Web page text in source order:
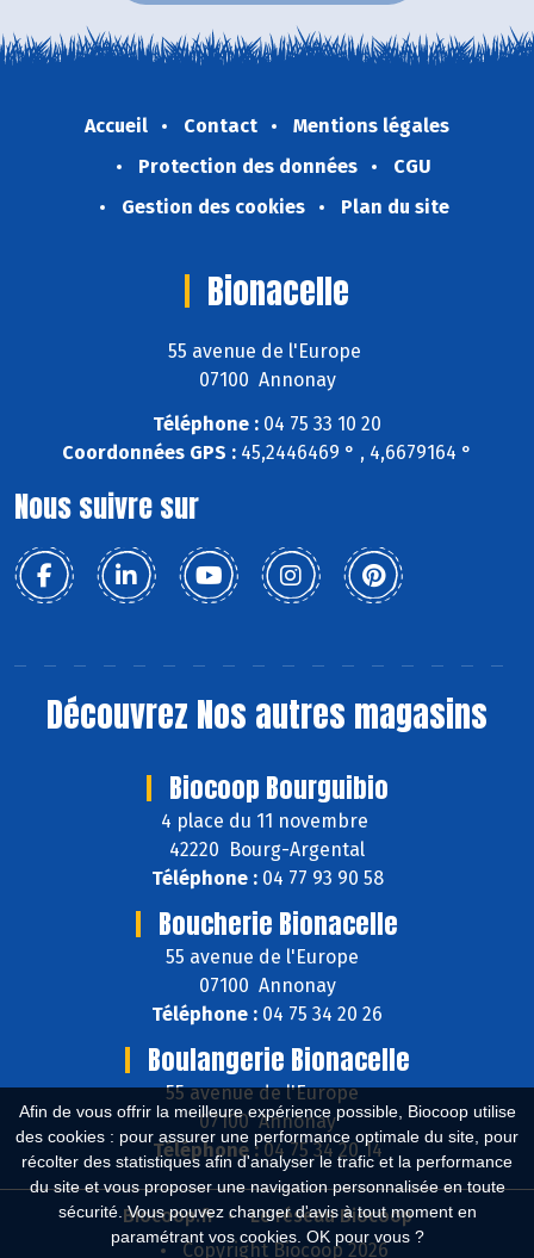
Afin de vous offrir la meilleure expérience possible, Biocoop utilise
des cookies : pour assurer une performance optimale du site, pour
récolter des statistiques afin d'analyser le trafic et la performance
du site et vous proposer une navigation personnalisée en toute
sécurité. Vous pouvez changer d'avis à tout moment en
paramétrant vos cookies. OK pour vous ?
Accueil Contact
Mentions légales
Protection des données
CGU
Gestion des cookies
Plan du site
Bionacelle
55 avenue de l'Europe
07100 Annonay
Téléphone : 04 75 33 10 20
Coordonnées GPS : 45,2446469 ° , 4,6679164 °
Nous suivre sur
Découvrez Nos autres magasins
Biocoop Bourguibio
4 place du 11 novembre
42220 Bourg-Argental
Téléphone :04 77 93 90 58
Boucherie Bionacelle
55 avenue de l'Europe
07100 Annonay
Téléphone : 04 75 34 20 26
Boulangerie Bionacelle
55 avenue de l'Europe
07100 Annonay
Téléphone :04 75 34 20 14
Biocoop.fr
Le réseau Biocoop
Copyright Biocoop 2026